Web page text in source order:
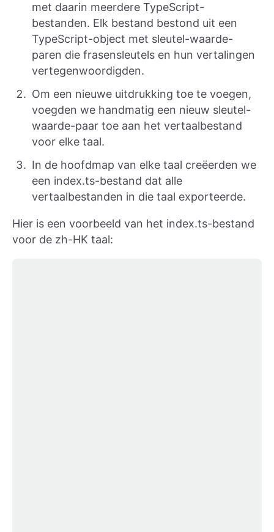
met daarin meerdere TypeScript-
bestanden. Elk bestand bestond uit een
TypeScript-object met sleutel-waarde-
paren die frasensleutels en hun vertalingen
vertegenwoordigden.
Om een nieuwe uitdrukking toe te voegen,
voegden we handmatig een nieuw sleutel-
waarde-paar toe aan het vertaalbestand
voor elke taal.
In de hoofdmap van elke taal creëerden we
een index.ts-bestand dat alle
vertaalbestanden in die taal exporteerde.
Hier is een voorbeeld van het index.ts-bestand
voor de zh-HK taal: